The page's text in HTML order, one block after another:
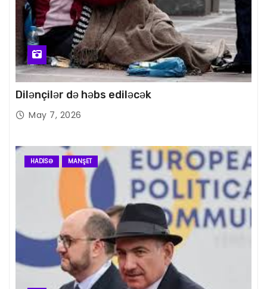
Dilənçilər də həbs ediləcək
May 7, 2026
HADISƏ MANŞET